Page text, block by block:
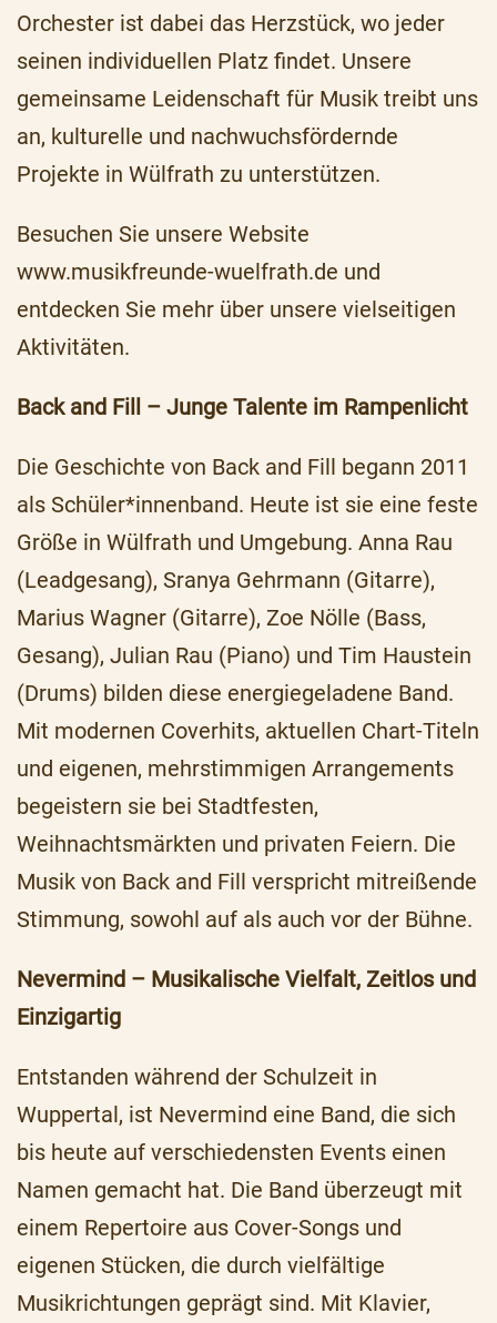
Orchester ist dabei das Herzstück, wo jeder
seinen individuellen Platz findet. Unsere
gemeinsame Leidenschaft für Musik treibt uns
an, kulturelle und nachwuchsfördernde
Projekte in Wülfrath zu unterstützen.
Besuchen Sie unsere Website
www.musikfreunde-wuelfrath.de und
entdecken Sie mehr über unsere vielseitigen
Aktivitäten.
Back and Fill – Junge Talente im Rampenlicht
Die Geschichte von Back and Fill begann 2011
als Schüler*innenband. Heute ist sie eine feste
Größe in Wülfrath und Umgebung. Anna Rau
(Leadgesang), Sranya Gehrmann (Gitarre),
Marius Wagner (Gitarre), Zoe Nölle (Bass,
Gesang), Julian Rau (Piano) und Tim Haustein
(Drums) bilden diese energiegeladene Band.
Mit modernen Coverhits, aktuellen Chart-Titeln
und eigenen, mehrstimmigen Arrangements
begeistern sie bei Stadtfesten,
Weihnachtsmärkten und privaten Feiern. Die
Musik von Back and Fill verspricht mitreißende
Stimmung, sowohl auf als auch vor der Bühne.
Nevermind – Musikalische Vielfalt, Zeitlos und
Einzigartig
Entstanden während der Schulzeit in
Wuppertal, ist Nevermind eine Band, die sich
bis heute auf verschiedensten Events einen
Namen gemacht hat. Die Band überzeugt mit
einem Repertoire aus Cover-Songs und
eigenen Stücken, die durch vielfältige
Musikrichtungen geprägt sind. Mit Klavier,